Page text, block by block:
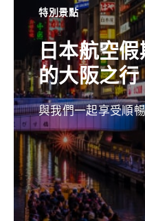
特別景點
日本航空
的大阪之行
與我們一起享受順